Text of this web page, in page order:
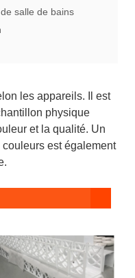
salle de bains
les appareils. Il est
physique
et la qualité. Un
est également